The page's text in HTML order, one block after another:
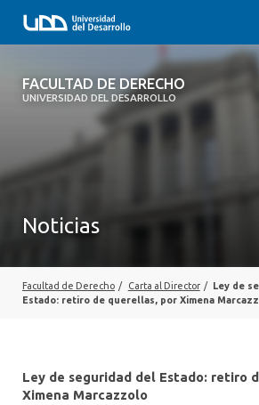
FACULTAD DE DERECHO
UNIVERSIDAD DEL DESARROLLO
FACULTAD DE DERECHO
SOBRE LA FACULTAD
PROFESORES
INTERNACIONAL
Noticias
Facultad de Derecho / Carta al Director / Ley de
Estado: retiro de querellas, por Ximena
Ley de seguridad del Estado: retiro
Ximena Marcazzolo